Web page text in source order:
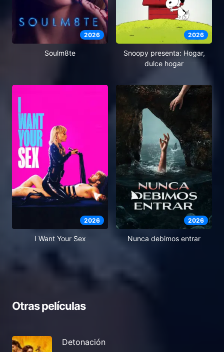
2026
Soulm8te
2026
Snoopy presenta: Hogar,
dulce hogar
2026
I Want Your Sex
2026
Nunca debimos entrar
Otras películas
Detonación